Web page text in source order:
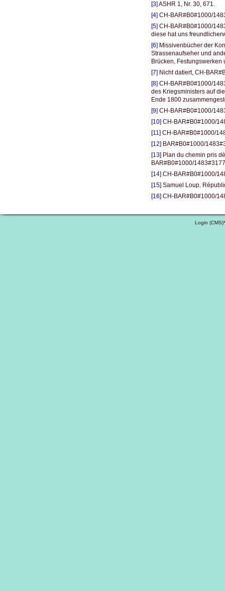
[3] ASHR 1, Nr. 30, 671.
[4] CH-BAR#B0#1000/
[5] CH-BAR#B0#1000/
diese hat uns
[6] Missivenbücher der
Strassenaufseher und
Brücken,
[7] Nicht datiert, CH-
[8] CH-BAR#B0#1000/
des Kriegsministers auf
Ende 1800
[9] CH-BAR#B0#1000/
[10] CH-BAR#B0#1000/
[11] CH-BAR#B0#1000/
[12] BAR#B0#1000/
[13] Plan du chemin pris
BAR#B0#1000/
[14] CH-BAR#B0#1000/
[15] Samuel Loup.
[16] CH-BAR#B0#1000/
Login (CMS)*